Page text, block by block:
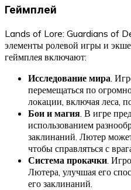
Геймплей
Lands of Lore: Guardians of
элементы ролевой игры и
геймплея включают:
Исследование мира .
перемещаться по
локации, включая леса,
Бои и магия . В игре
использованием
заклинаний. Лютер
чтобы справляться с
Система прокачки .
Лютера, улучшая его
его заклинаний.